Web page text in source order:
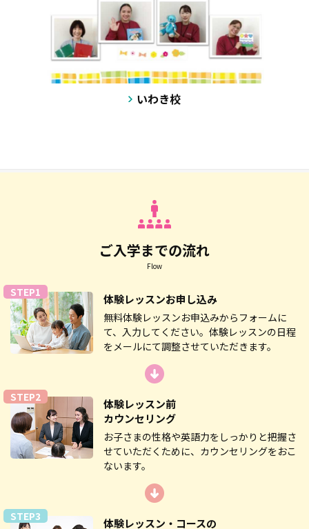
いわき校
ご入学までの流れ
Flow
STEP1 体験レッスンお申し込み
無料体験レッスンお申込みからフォームに
て、入力してください。体験レッスンの日程
をメールにて調整させていただきます。
STEP2
体験レッスン前
カウンセリング
お子さまの性格や英語力をしっかりと把握さ
せていただくために、カウンセリングをおこ
ないます。
STEP3
体験レッスン・コースの